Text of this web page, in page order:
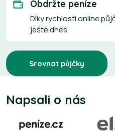
Obdržte peníze
Díky rychlosti online
ještě dnes.
Srovnat půjčky
Napsali o nás